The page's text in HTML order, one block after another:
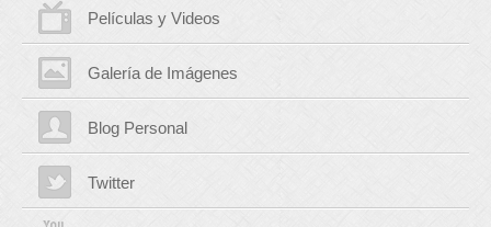
Películas y Videos
Galería de Imágenes
Blog Personal
Twitter